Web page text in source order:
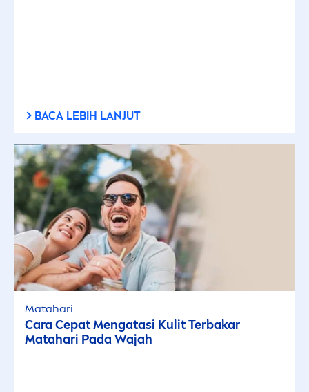
BACA LEBIH LANJUT
Matahari
Cara CepatMengatasi Kulit Terbakar
Matahari Pada Wajah